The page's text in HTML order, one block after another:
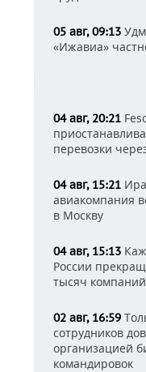
05 авг, 09:13
«Ижавиа»
04 авг, 20:21
перевозки
04 авг, 15:21
авиакомпания
в Москву
04 авг, 15:13
России
тысяч компаний
02 авг, 16:59
сотрудников
организацией
командировок